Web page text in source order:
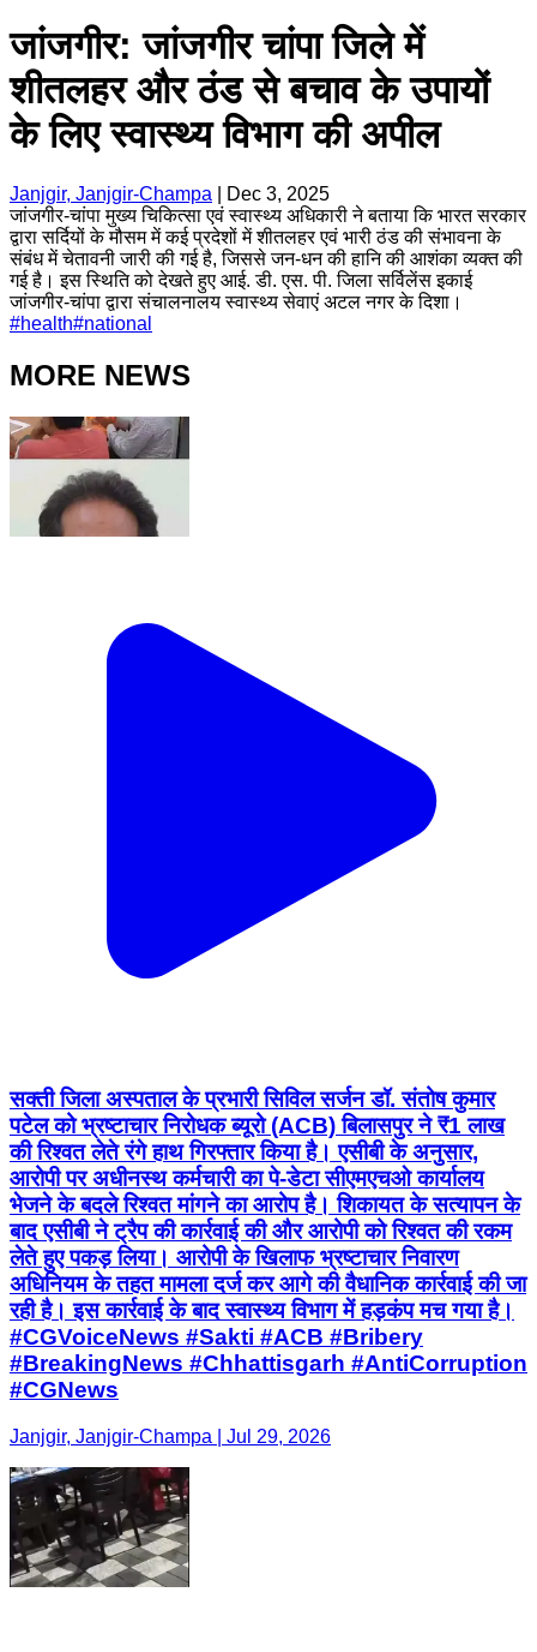
जांजगीर: जांजगीर चांपा जिले में
शीतलहर और ठंड से बचाव के उपायों
के लिए स्वास्थ्य विभाग की अपील
Janjgir, Janjgir-Champa
Dec 3, 2025
जांजगीर-चांपा मुख्य चिकित्सा एवं स्वास्थ्य अधिकारी ने बताया कि भारत सरकार
द्वारा सर्दियों के मौसम में कई प्रदेशों में शीतलहर एवं भारी ठंड की संभावना के
संबंध में चेतावनी जारी की गई है, जिससे जन-धन की हानि की आशंका व्यक्त की
गई है। इस स्थिति को देखते हुए आई. डी. एस. पी. जिला सर्विलेंस इकाई
जांजगीर-चांपा द्वारा संचालनालय स्वास्थ्य सेवाएं अटल नगर के दिशा।
#health#national
MORE NEWS
सक्ती जिला अस्पताल के प्रभारी सिविल सर्जन डॉ. संतोष कुमार
पटेल को भ्रष्टाचार निरोधक ब्यूरो (ACB) बिलासपुर ने ₹1 लाख
की रिश्वत लेते रंगे हाथ गिरफ्तार किया है। एसीबी के अनुसार,
आरोपी पर अधीनस्थ कर्मचारी का पे-डेटा सीएमएचओ कार्यालय
भेजने के बदले रिश्वत मांगने का आरोप है। शिकायत के सत्यापन के
बाद एसीबी ने ट्रैप की कार्रवाई की और आरोपी को रिश्वत की रकम
लेते हुए पकड़ लिया। आरोपी के खिलाफ भ्रष्टाचार निवारण
अधिनियम के तहत मामला दर्ज कर आगे की वैधानिक कार्रवाई की जा
रही है। इस कार्रवाई के बाद स्वास्थ्य विभाग में हड़कंप मच गया है।
#CGVoiceNews #Sakti #ACB #Bribery
#BreakingNews #Chhattisgarh #AntiCorruption
#CGNews
Janjgir, Janjgir-Champa | Jul 29, 2026